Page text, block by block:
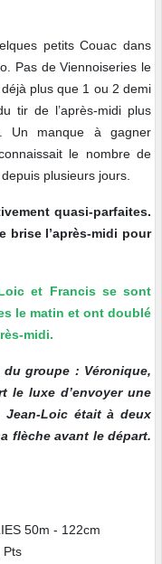
petits Couac dans
Pas de Viennoiseries le
plus que 1 ou 2 demi
tir de l’après-midi plus
Un manque à gagner
le nombre de
plusieurs jours.
quasi-parfaites.
brise l’après-midi pour
et Francis se sont
le matin et ont doublé
midi.
groupe : Véronique,
le luxe d’envoyer une
Loic était à deux
flèche avant le départ.
50m - 122cm